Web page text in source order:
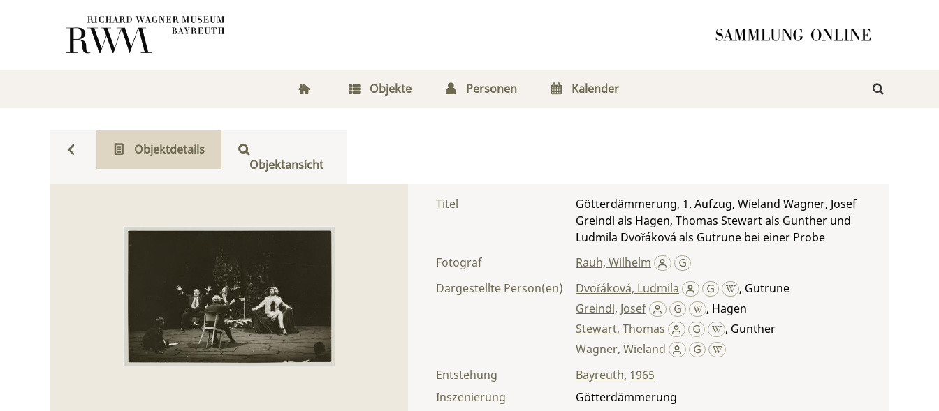
Objekte Personen Kalender
Objektdetails
Objektansicht
Titel
Götterdämmerung, 1. Aufzug, Wieland Wagner, Josef
Greindl als Hagen, Thomas Stewart als Gunther und
Ludmila Dvořáková als Gutrune bei einer Probe
Fotograf
Rauh, Wilhelm
Dargestellte Person(en)
Dvořáková, Ludmila , Gutrune
Greindl, Josef
, Hagen
Stewart, Thomas
, Gunther
Wagner, Wieland
Entstehung
Bayreuth, 1965
Inszenierung
Götterdämmerung